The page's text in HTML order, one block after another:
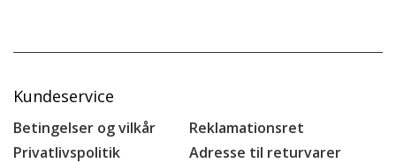
Kundeservice
Betingelser og vilkår
Privatlivspolitik
Reklamationsret
Adresse til returvarer